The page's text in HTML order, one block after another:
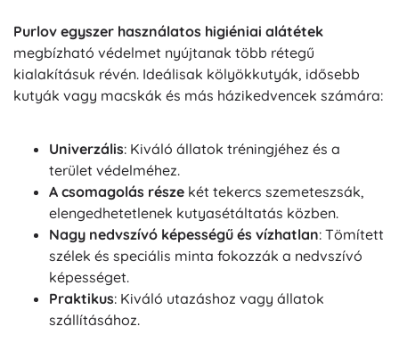
Purlov egyszer használatos higiéniai alátétek
megbízható védelmet nyújtanak több rétegű
kialakításuk révén. Ideálisak kölyökkutyák, idősebb
kutyák vagy macskák és más házikedvencek számára:
Univerzális: Kiváló állatok tréningjéhez és a
terület védelméhez.
A csomagolás része két tekercs szemeteszsák,
elengedhetetlenek kutyasétáltatás közben.
Nagy nedvszívó képességű és vízhatlan: Tömített
szélek és speciális minta fokozzák a nedvszívó
képességet.
Praktikus: Kiváló utazáshoz vagy állatok
szállításához.